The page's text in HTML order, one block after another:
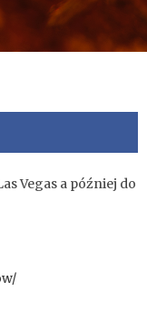
Vegas a później do